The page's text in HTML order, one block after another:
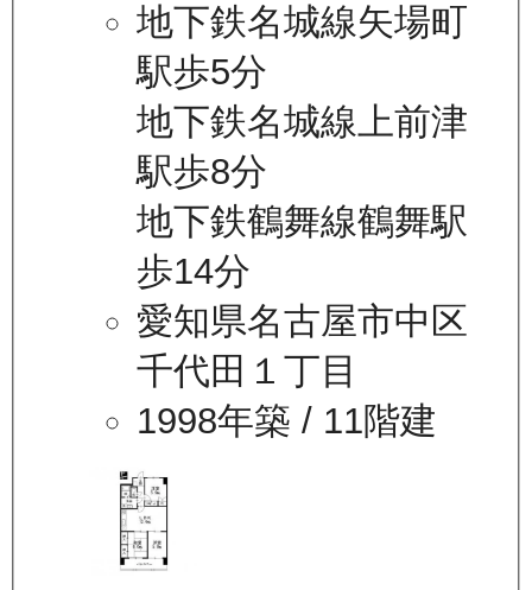
地下鉄名城線矢場町
駅歩5分
地下鉄名城線上前津
駅歩8分
地下鉄鶴舞線鶴舞駅
歩14分
愛知県名古屋市中区
千代田１丁目
1998年築 / 11階建